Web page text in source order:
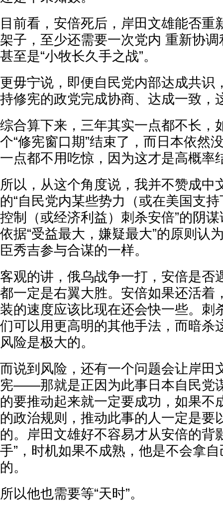
目前看，安倍死后，岸田文雄能否重
架子，至少还需要一次党内 重新协调
甚至是“小牧长久手之战”。
更毋宁说，即便自民党内部达成共识
持修宪的政党完成协商、达成一致，
综合算下来，三年其实一点都不长，
个“修宪窗口期”结束了，而日本依然
一点都不用吃惊，因为这才是高概率
所以，从这个角度说，我并不赞成中
的“自民党内某些势力（或在美国支
控制（或经济利益）刺杀安倍”的阴
依据“受益最大，嫌疑最大”的原则认
臣秀吉参与合谋的一样。
客观的讲，俄乌战争一打，安倍是否
都一定是右翼大胜。安倍如果还活着
装的速度应该比现在还会快一些。刺
们可以用更高明的其他手法，而暗杀
风险是极大的。
而说到风险，还有一个问题会让岸田
宪——那就是正因为此事日本自民党
的要推动起来就一定要成功，如果不
的政治规则，推动此事的人一定是要
的。岸田文雄好不容易才从安倍的背
手”，时机如果不成熟，他是不会拿
的。
所以他也需要等“天时”。